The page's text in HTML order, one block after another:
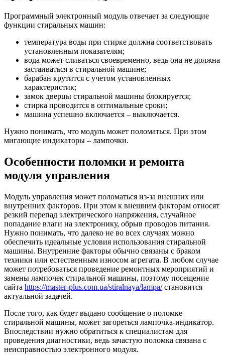
Программный электронный модуль отвечает за следующие
функции стиральных машин:
температура воды при стирке должна соответствовать
установленным показателям;
вода может сливаться своевременно, ведь она не должна
застаиваться в стиральной машине;
барабан крутится с учетом установленных
характеристик;
замок дверцы стиральной машины блокируется;
стирка проводится в оптимальные сроки;
машина успешно включается – выключается.
Нужно понимать, что модуль может поломаться. При этом
мигающие индикаторы – лампочки.
Особенности поломки и ремонта
модуля управления
Модуль управления может поломаться из-за внешних или
внутренних факторов. При этом к внешним факторам относят
резкий перепад электрического напряжения, случайное
попадание влаги на электронику, обрыв проводов питания.
Нужно понимать, что далеко не во всех случаях можно
обеспечить идеальные условия использования стиральной
машины. Внутренние факторы обычно связаны с браком
техники или естественным износом агрегата. В любом случае
может потребоваться проведение ремонтных мероприятий и
замены лампочек стиральной машины, поэтому посещение
сайта https://master-plus.com.ua/stiralnaya/lampa/становится
актуальной задачей.
После того, как будет выдано сообщение о поломке
стиральной машины, может загореться лампочка-индикатор.
Впоследствии нужно обратиться к специалистам для
проведения диагностики, ведь зачастую поломка связана с
неисправностью электронного модуля.